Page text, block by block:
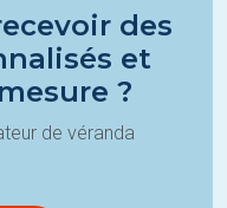
des
et
?
de véranda